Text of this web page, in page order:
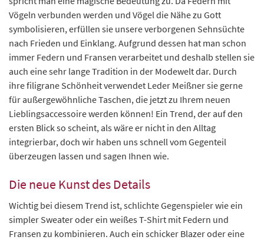
Vögeln verbunden werden und Vögel die Nähe zu Gott
symbolisieren, erfüllen sie unsere verborgenen Sehnsüchte
nach Frieden und Einklang. Aufgrund dessen hat man schon
immer Federn und Fransen verarbeitet und deshalb stellen sie
auch eine sehr lange Tradition in der Modewelt dar. Durch
ihre filigrane Schönheit verwendet Leder Meißner sie gerne
für außergewöhnliche Taschen, die jetzt zu Ihrem neuen
Lieblingsaccessoire werden können! Ein Trend, der auf den
ersten Blick so scheint, als wäre er nicht in den Alltag
integrierbar, doch wir haben uns schnell vom Gegenteil
überzeugen lassen und sagen Ihnen wie.
Die neue Kunst des Details
Wichtig bei diesem Trend ist, schlichte Gegenspieler wie ein
simpler Sweater oder ein weißes T-Shirt mit Federn und
Fransen zu kombinieren. Auch ein schicker Blazer oder eine